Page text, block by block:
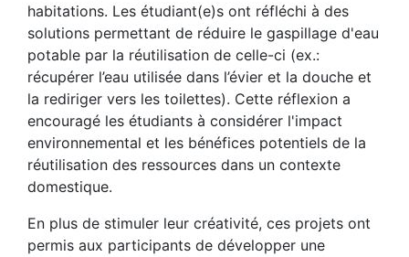
habitations. Les étudiant(e)s ont réfléchi à des
solutions permettant de réduire le gaspillage d'eau
potable par la réutilisation de celle-ci (ex.:
récupérer l’eau utilisée dans l’évier et la douche et
la rediriger vers les toilettes). Cette réflexion a
encouragé les étudiants à considérer l'impact
environnemental et les bénéfices potentiels de la
réutilisation des ressources dans un contexte
domestique.
En plus de stimuler leur créativité, ces projets ont
permis aux participants de développer une